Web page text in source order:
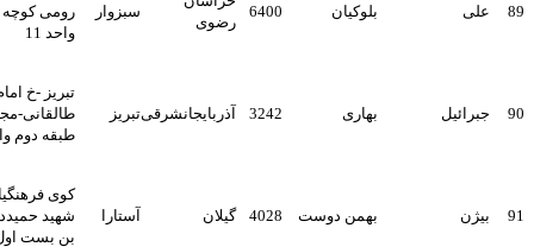
بلوکیان 6400
رضوی
سبزوار
رومی کوچه رضایی پ 22
بهاری 3242 آذربایجانشرقیتبریز
تبریز -خ امام-سه راهی
طالقانی-مجتمع تجاری سهند-
بهمن دوست 4028 گیلان آستارا
کوی فرهنگیان بعداز 62 کوچه
شهید حمیددارائی سمت چپ